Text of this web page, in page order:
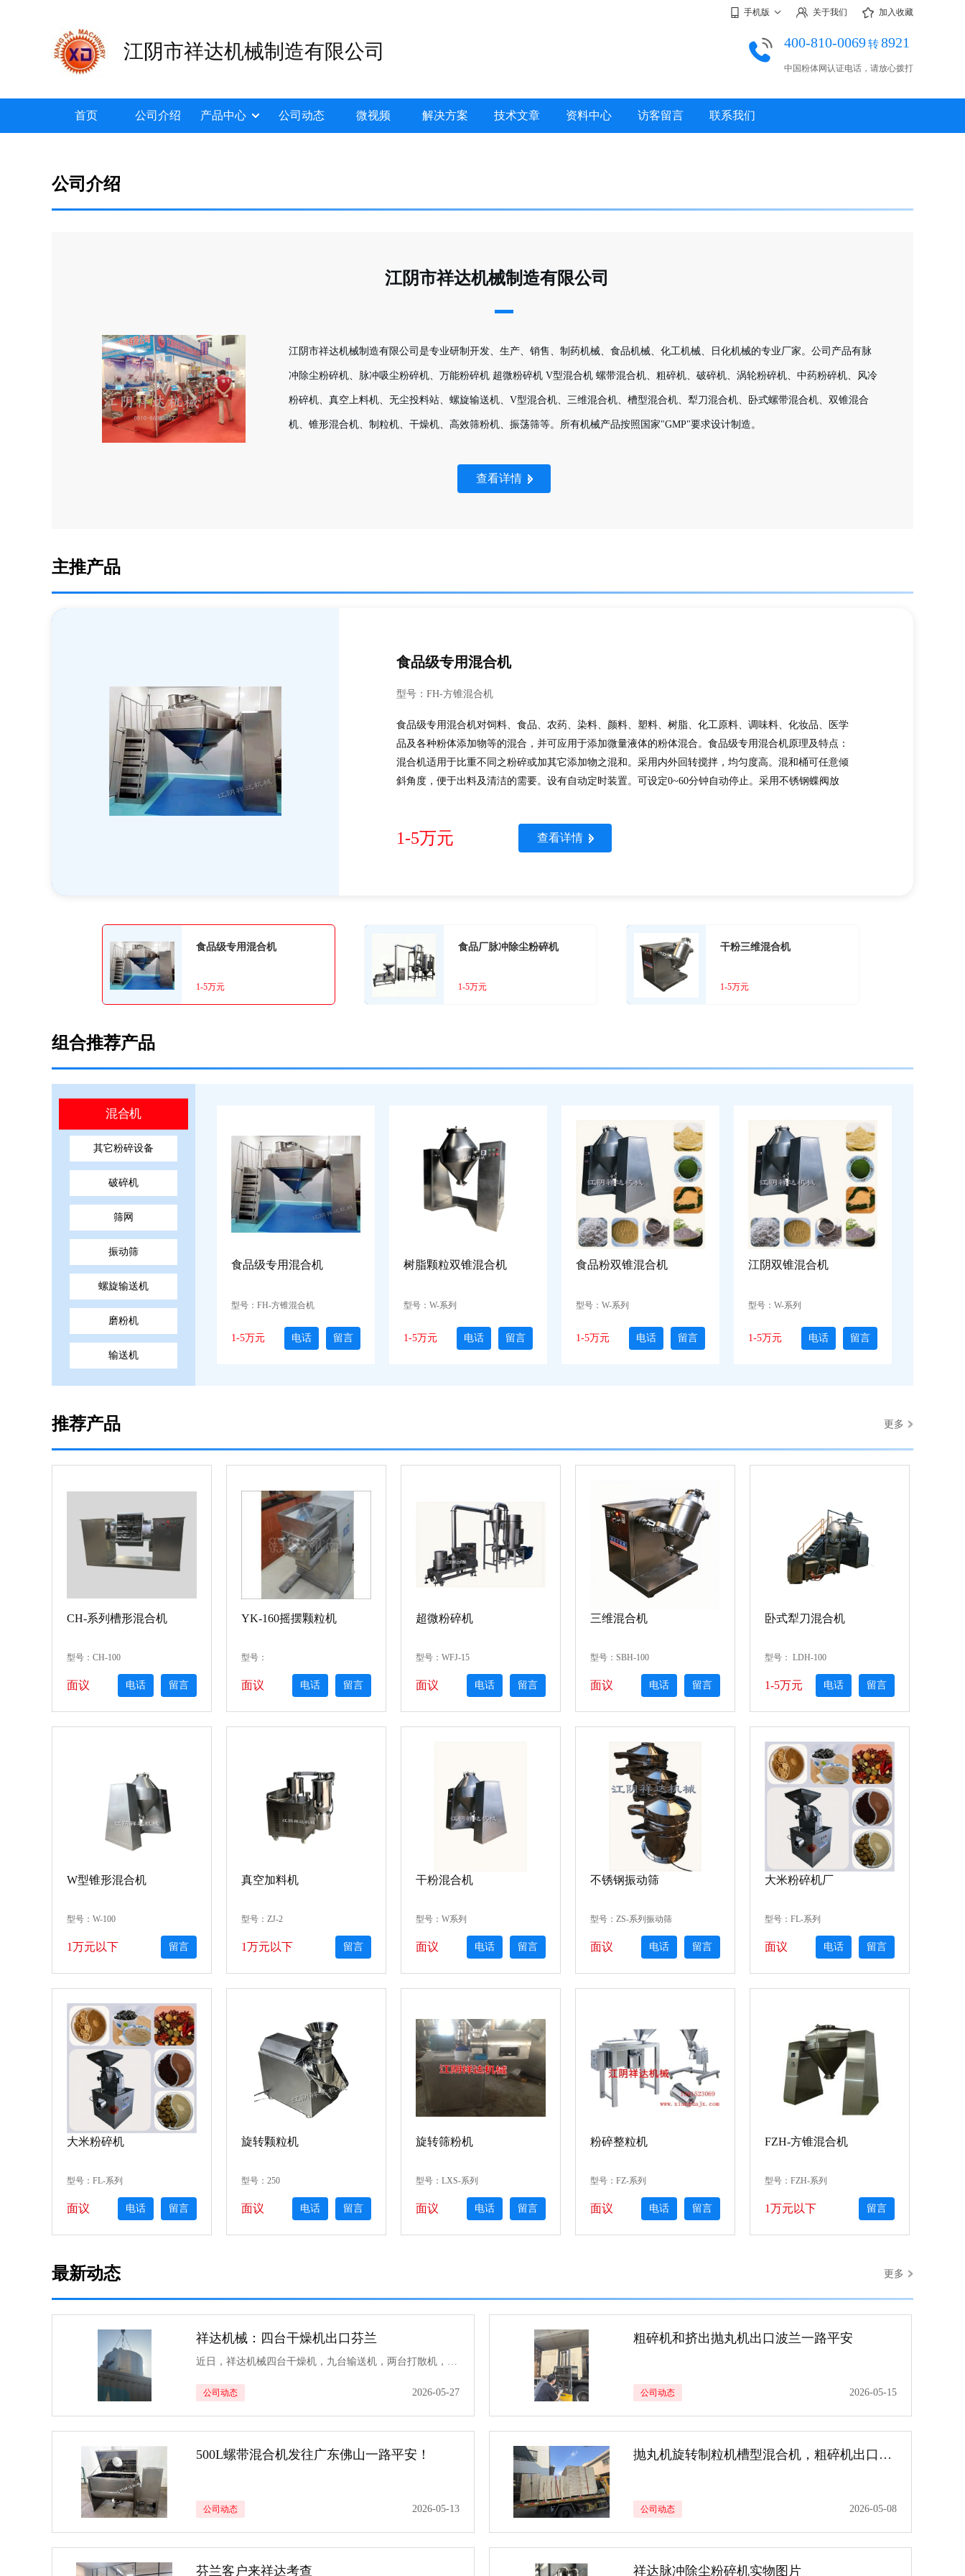
手机版 关于我们 加入收藏
江阴市祥达机械制造有限公司 400-810-0069转8921
中国粉体网认证电话，请放心拨打
首页 公司介绍 产品中心 公司动态 微视频 解决方案 技术文章 资料中心 访客留言 联系我们
公司介绍
江阴市祥达机械制造有限公司
江阴市祥达机械制造有限公司是专业研制开发、生产、销售、制药机械、食品机械、化工机械、日化机械的专业厂家。公司产品有脉
冲除尘粉碎机、脉冲吸尘粉碎机、万能粉碎机 超微粉碎机 V型混合机 螺带混合机、粗碎机、破碎机、涡轮粉碎机、中药粉碎机、风冷
粉碎机、真空上料机、无尘投料站、螺旋输送机、V型混合机、三维混合机、槽型混合机、犁刀混合机、卧式螺带混合机、双锥混合
机、锥形混合机、制粒机、干燥机、高效筛粉机、振荡筛等。所有机械产品按照国家"GMP"要求设计制造。
查看详情
主推产品
食品级专用混合机
型号：FH-方锥混合机
食品级专用混合机对饲料、食品、农药、染料、颜料、塑料、树脂、化工原料、调味料、化妆品、医学
品及各种粉体添加物等的混合，并可应用于添加微量液体的粉体混合。食品级专用混合机原理及特点：
混合机适用于比重不同之粉碎或加其它添加物之混和。采用内外回转搅拌，均匀度高。混和桶可任意倾
斜角度，便于出料及清洁的需要。设有自动定时装置。可设定0~60分钟自动停止。采用不锈钢蝶阀放
操作简单，容易清洗。食品级专用混合机技术参数：型号FH筒体容
1-5万元 查看详情
食品级专用混合机
1-5万元
食品厂脉冲除尘粉碎机
1-5万元
干粉三维混合机
1-5万元
组合推荐产品
混合机
其它粉碎设备
破碎机
筛网
振动筛
螺旋输送机
磨粉机
输送机
食品级专用混合机
型号：FH-方锥混合机
1-5万元 留言
电话
树脂颗粒双锥混合机
型号：W-系列
1-5万元 留言
电话
食品粉双锥混合机
型号：W-系列
1-5万元 留言
电话
江阴双锥混合机
型号：W-系列
1-5万元 留言
电话
推荐产品 更多
CH-系列槽形混合机
型号：CH-100
面议 留言
电话
YK-160摇摆颗粒机
型号：
面议 留言
电话
超微粉碎机
型号：WFJ-15
面议 留言
电话
三维混合机
型号：SBH-100
面议 留言
电话
卧式犁刀混合机
型号： LDH-100
1-5万元 留言
电话
W型锥形混合机
型号：W-100
1万元以下 留言
真空加料机
型号：ZJ-2
1万元以下 留言
干粉混合机
型号：W系列
面议 留言
电话
不锈钢振动筛
型号：ZS-系列振动筛
面议 留言
电话
大米粉碎机厂
型号：FL-系列
面议 留言
电话
大米粉碎机
型号：FL-系列
面议 留言
电话
旋转颗粒机
型号：250
面议 留言
电话
旋转筛粉机
型号：LXS-系列
面议 留言
电话
粉碎整粒机
型号：FZ-系列
面议 留言
电话
FZH-方锥混合机
型号：FZH-系列
1万元以下 留言
最新动态 更多
祥达机械：四台干燥机出口芬兰
近日，祥达机械四台干燥机，九台输送机，两台打散机，五台螺旋输送机等产品装车发往芬兰。
公司动态 2026-05-27
粗碎机和挤出抛丸机出口波兰一路平安
公司动态 2026-05-15
500L螺带混合机发往广东佛山一路平安！
公司动态 2026-05-13
抛丸机旋转制粒机槽型混合机，粗碎机出口澳大利亚，上海进港一路平安！！
公司动态 2026-05-08
芬兰客户来祥达考查 祥达脉冲除尘粉碎机实物图片